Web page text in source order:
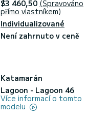
$3 460,50 (Spravováno
přímo vlastníkem)
Individualizované
Není zahrnuto v ceně
Katamarán
Lagoon - Lagoon 46
Více informací o tomto
modelu